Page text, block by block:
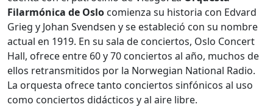
Filarmónica de Oslo comienza su historia con Edvard
Grieg y Johan Svendsen y se estableció con su nombre
actual en 1919. En su sala de conciertos, Oslo Concert
Hall, ofrece entre 60 y 70 conciertos al año, muchos de
ellos retransmitidos por la Norwegian National Radio.
La orquesta ofrece tanto conciertos sinfónicos al uso
como conciertos didácticos y al aire libre.